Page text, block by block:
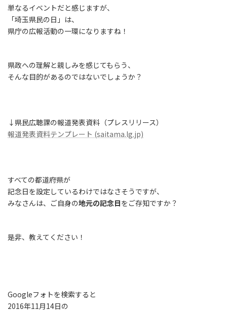
単なるイベントだと感じますが、
「埼玉県民の日」は、
県庁の広報活動の一環になりますね！
県政への理解と親しみを感じてもらう、
そんな目的があるのではないでしょうか？
↓県民広聴課の報道発表資料（プレスリリース）
報道発表資料テンプレート (saitama.lg.jp)
すべての都道府県が
記念日を設定しているわけではなさそうですが、
みなさんは、ご自身の地元の記念日をご存知ですか？
是非、教えてください！
Googleフォトを検索すると
2016年11月14日の